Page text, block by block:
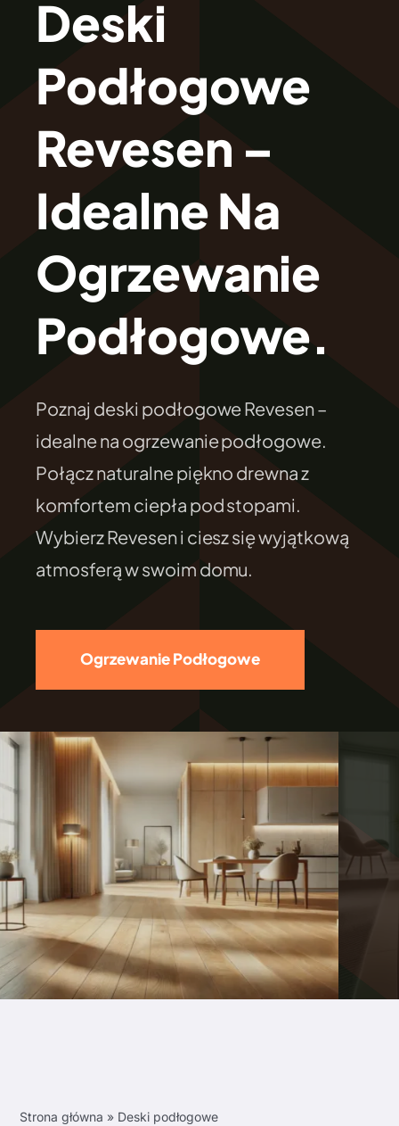
O Firmie Revesen
Kolekcje
Klasy Podłóg
Patronat
Cennik
Galeria
FILEXO
Kontakt
Deski
Podłogowe
Revesen –
Idealne Na
Ogrzewanie
Podłogowe.
Poznaj deski podłogowe Revesen –
idealne na ogrzewanie podłogowe.
Połącz naturalne piękno drewna z
komfortem ciepła pod stopami.
Wybierz Revesen i ciesz się wyjątkową
atmosferą w swoim domu.
Ogrzewanie Podłogowe
Strona główna » Deski podłogowe